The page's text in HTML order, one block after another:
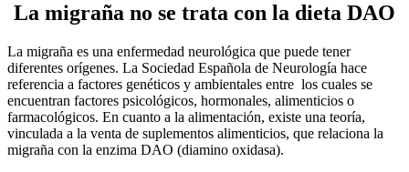
La migraña no se trata con la dieta DAO
La migraña es una enfermedad neurológica que puede tener
diferentes orígenes. La Sociedad Española de Neurología hace
referencia a factores genéticos y ambientales entre los cuales se
encuentran factores psicológicos, hormonales, alimenticios o
farmacológicos. En cuanto a la alimentación, existe una teoría,
vinculada a la venta de suplementos alimenticios, que relaciona la
migraña con la enzima DAO (diamino oxidasa).